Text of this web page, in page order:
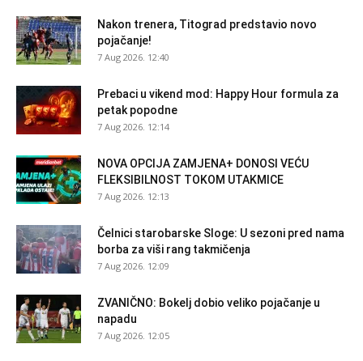
Nakon trenera, Titograd predstavio novo
pojačanje!
7 Aug 2026. 12:40
Prebaci u vikend mod: Happy Hour formula za
petak popodne
7 Aug 2026. 12:14
NOVA OPCIJA ZAMJENA+ DONOSI VEĆU
FLEKSIBILNOST TOKOM UTAKMICE
7 Aug 2026. 12:13
Čelnici starobarske Sloge: U sezoni pred nama
borba za viši rang takmičenja
7 Aug 2026. 12:09
ZVANIČNO: Bokelj dobio veliko pojačanje u
napadu
7 Aug 2026. 12:05